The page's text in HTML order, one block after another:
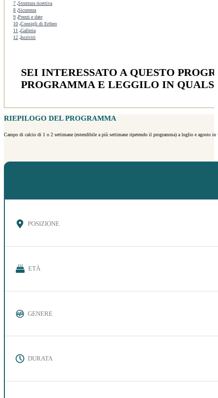
7 Struttura ricettiva
8 Sicurezza
9 Prezzi e date
10 Consigli di Ertheo
11 Galleria
12 Iscriviti
SEI INTERESSATO A QUESTO
PROGRAMMA E LEGGILO IN
RIEPILOGO DEL PROGRAMMA
Campo di calcio di 1 o 2 settimane (estendibile a più settimane ripetendo il programma) a luglio e agosto
POSIZIONE
ETÀ
GENERE
DURATA